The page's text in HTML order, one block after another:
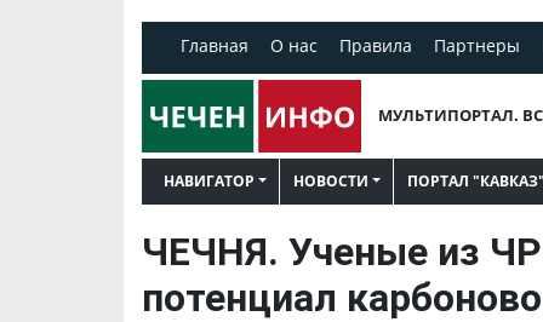
Главная О нас Правила Партнеры
МУЛЬТИПОРТАЛ.
НАВИГАТОР НОВОСТИ ПОРТАЛ "КАВКАЗ"
ЧЕЧНЯ. Ученые из
потенциал